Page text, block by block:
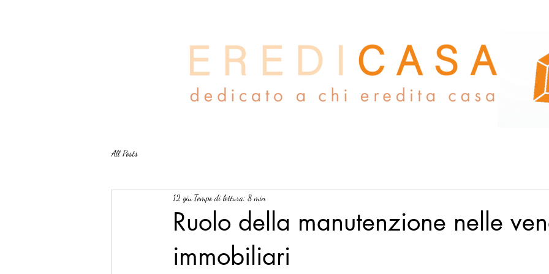
All Posts
Ruolo della manutenzione nelle
immobiliari
12 giu Tempo di lettura: 8 min